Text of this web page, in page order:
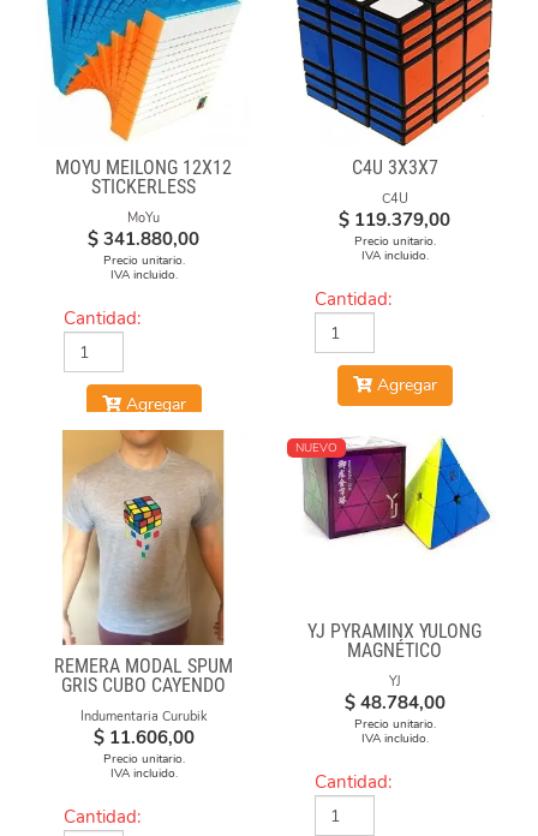
MOYU MEILONG 12X12
STICKERLESS
MoYu
$ 341.880,00
Precio unitario.
IVA incluido.
Cantidad:
Agregar
C4U 3X3X7
C4U
$ 119.379,00
Precio unitario.
IVA incluido.
Cantidad:
Agregar
REMERA MODAL SPUM
GRIS CUBO CAYENDO
Indumentaria Curubik
$ 11.606,00
Precio unitario.
IVA incluido.
Cantidad:
NUEVO
YJ PYRAMINX YULONG
MAGNÉTICO
YJ
$ 48.784,00
Precio unitario.
IVA incluido.
Cantidad: